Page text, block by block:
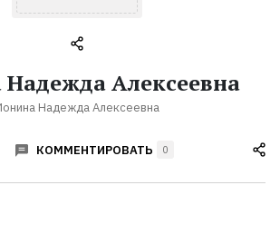
Алексеевна
Надежда Алексеевна
КОММЕНТИРОВАТЬ 0